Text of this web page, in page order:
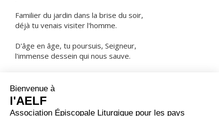
Familier du jardin dans la brise du soir,
déjà tu venais visiter l'homme.
D'âge en âge, tu poursuis, Seigneur,
l'immense dessein qui nous sauve.
ouvre nos cœurs à ta voix.